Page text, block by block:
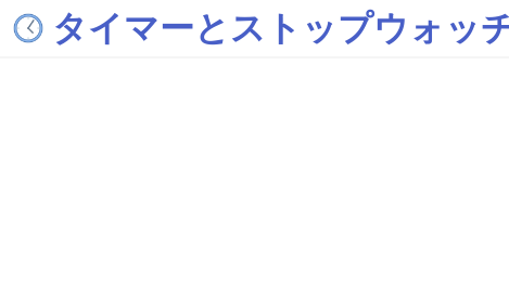
タイマーとストップウォッ